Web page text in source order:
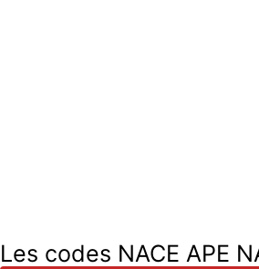
Les codes NACE APE